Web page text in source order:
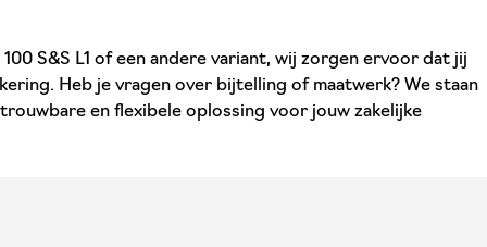
S&S L1 of een andere variant, wij zorgen ervoor dat jij
Heb je vragen over bijtelling of maatwerk? We staan
en flexibele oplossing voor jouw zakelijke